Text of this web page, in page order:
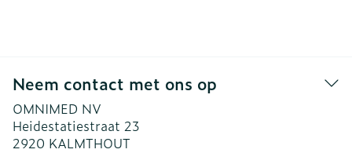
Neem contact met ons op
OMNIMED NV
Heidestatiestraat 23
2920 KALMTHOUT